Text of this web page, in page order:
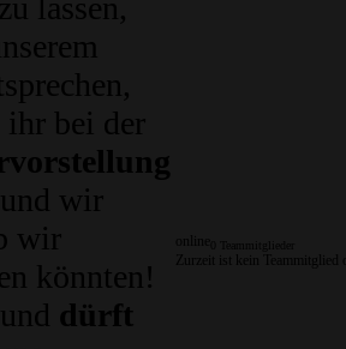
ihr bei der
wir
wir
könnten!
und dürft
online
Zurzeit ist kein Teammitglied